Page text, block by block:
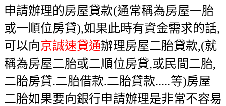
申請辦理的房屋貸款(通常稱為房屋一胎
或一順位房貸),如果此時有資金需求的話,
可以向京誠速貸通辦理房屋二胎貸款,(就
稱為房屋二胎或二順位房貸,或民間二胎,
二胎房貸.二胎借款.二胎貸款.....等)房屋
二胎如果要向銀行申請辦理是非常不容易